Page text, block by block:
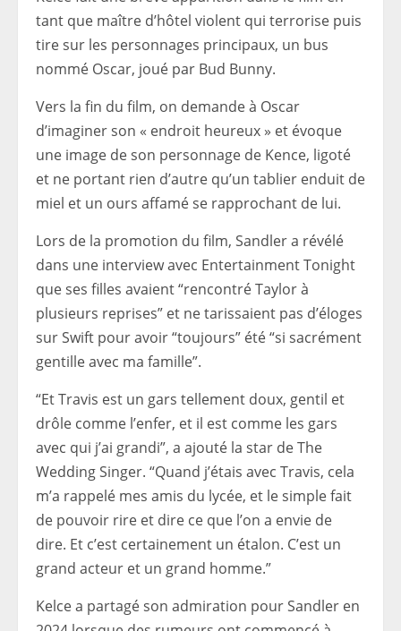
tant que maître d’hôtel violent qui terrorise puis
tire sur les personnages principaux, un bus
nommé Oscar, joué par Bud Bunny.
Vers la fin du film, on demande à Oscar
d’imaginer son « endroit heureux » et évoque
une image de son personnage de Kence, ligoté
et ne portant rien d’autre qu’un tablier enduit de
miel et un ours affamé se rapprochant de lui.
Lors de la promotion du film, Sandler a révélé
dans une interview avec Entertainment Tonight
que ses filles avaient “rencontré Taylor à
plusieurs reprises” et ne tarissaient pas d’éloges
sur Swift pour avoir “toujours” été “si sacrément
gentille avec ma famille”.
“Et Travis est un gars tellement doux, gentil et
drôle comme l’enfer, et il est comme les gars
avec qui j’ai grandi”, a ajouté la star de The
Wedding Singer. “Quand j’étais avec Travis, cela
m’a rappelé mes amis du lycée, et le simple fait
de pouvoir rire et dire ce que l’on a envie de
dire. Et c’est certainement un étalon. C’est un
grand acteur et un grand homme.”
Kelce a partagé son admiration pour Sandler en